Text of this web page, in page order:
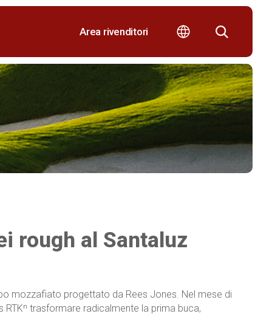
Area rivenditori
rough al Santaluz
mozzafiato progettato da Rees Jones. Nel mese di
RTKⁿ trasformare radicalmente la prima buca,